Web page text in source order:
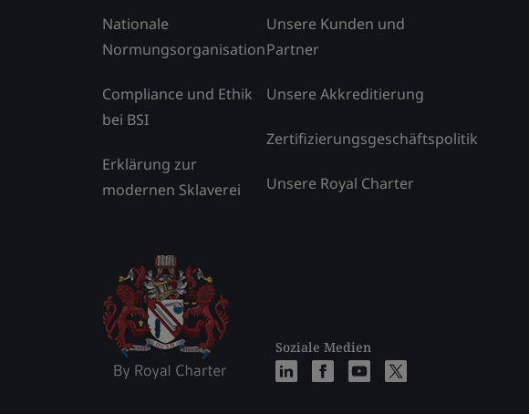
Nationale
Normungsorganisation
Compliance und Ethik
bei BSI
Erklärung zur
modernen Sklaverei
Unsere Kunden und
Partner
Unsere Akkreditierung
Zertifizierungsgeschäftspolitik
Unsere Royal Charter
Soziale Medien